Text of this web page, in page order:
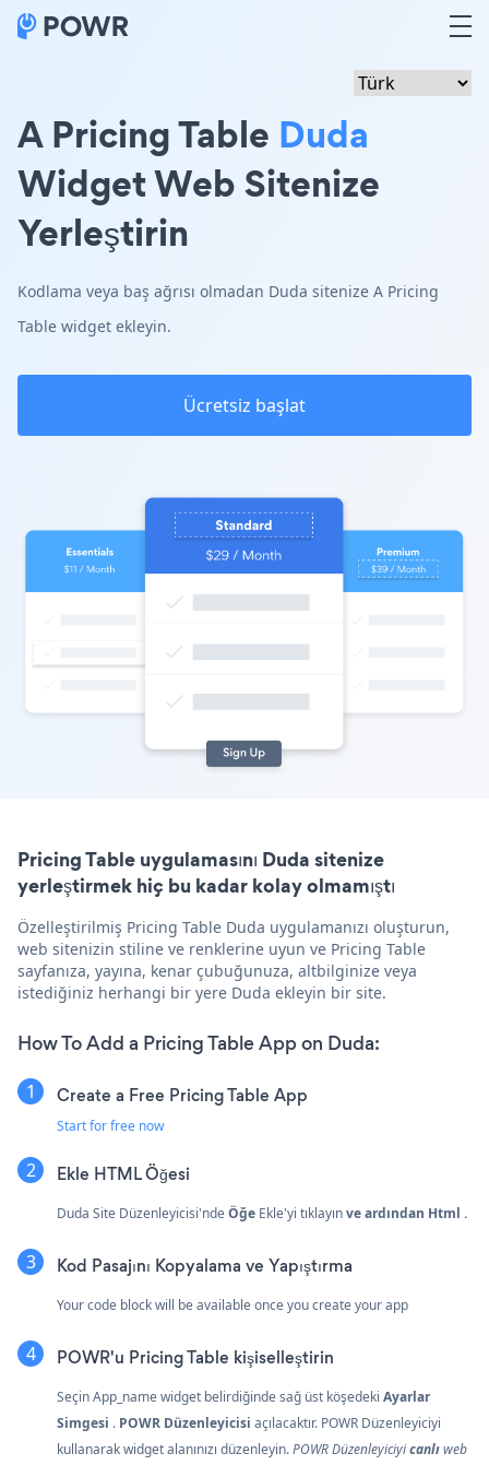
A Pricing Table Duda
Widget Web Sitenize
Yerleştirin
Kodlama veya baş ağrısı olmadan Duda sitenize A Pricing
Table widget ekleyin.
Ücretsiz başlat
Pricing Table uygulamasını Duda sitenize
yerleştirmek hiç bu kadar kolay olmamıştı
Özelleştirilmiş Pricing Table Duda uygulamanızı oluşturun,
web sitenizin stiline ve renklerine uyun ve Pricing Table
sayfanıza, yayına, kenar çubuğunuza, altbilginize veya
istediğiniz herhangi bir yere Duda ekleyin bir site.
How To Add a Pricing Table App on Duda:
Create a Free Pricing Table App
Start for free now
Ekle HTML Öğesi
Duda Site Düzenleyicisi'ndeÖğe Ekle'yi tıklayınve ardından Html .
Kod Pasajını Kopyalama ve Yapıştırma
Your code block will be available once you create your app
POWR'u Pricing Table kişiselleştirin
SeçinApp_name widget belirdiğinde sağ üst köşedeki Ayarlar
Simgesi . POWR Düzenleyicisi açılacaktır. POWR Düzenleyiciyi
kullanarak widget alanınızı düzenleyin.POWR Düzenleyiciyicanlıweb